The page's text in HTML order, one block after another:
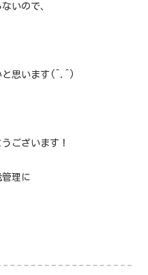
いので、
と思います(^.^)
ございます！
理に